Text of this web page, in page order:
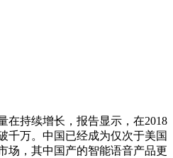
在持续增长，报告显示，在2018
千万。中国已经成为仅次于美国
场，其中国产的智能语音产品更